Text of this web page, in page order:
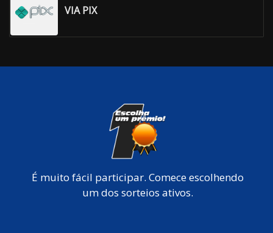
VIA PIX
É muito fácil participar. Comece escolhendo
um dos sorteios ativos.